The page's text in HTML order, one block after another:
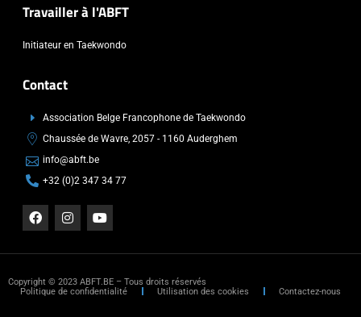
Travailler à l'ABFT
Initiateur en Taekwondo
Contact
Association Belge Francophone de Taekwondo
Chaussée de Wavre, 2057 - 1160 Auderghem
info@abft.be
+32 (0)2 347 34 77
Copyright © 2023 ABFT.BE – Tous droits réservés
Politique de confidentialité
Utilisation des cookies Contactez-nous